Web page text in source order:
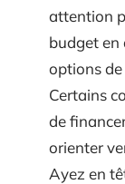
attention
budget en
options
Certains
de
orienter
Ayez en